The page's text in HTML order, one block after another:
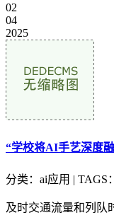
02
04
2025
“学校将AI手艺深度
分类：ai应用 | TAGS
及时交通流量和列队